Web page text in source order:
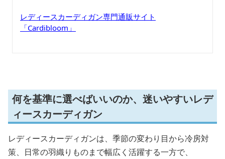
レディースカーディガン専門通販サイト
「Cardibloom」
何を基準に選べばいいのか、迷いやすいレデ
ィースカーディガン
レディースカーディガンは、季節の変わり目から冷房対
策、日常の羽織りものまで幅広く活躍する一方で、